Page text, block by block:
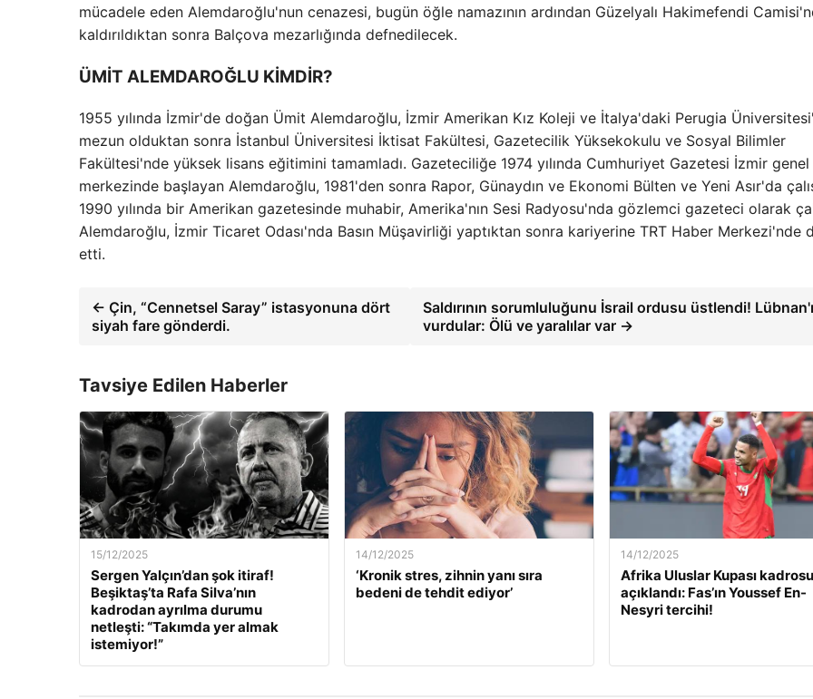
mücadele eden Alemdaroğlu'nun cenazesi, bugün öğle namazının ardından Güzelyalı Hakimefendi
kaldırıldıktan sonra Balçova mezarlığında defnedilecek.
ÜMİT ALEMDAROĞLU KİMDİR?
1955 yılında İzmir'de doğan Ümit Alemdaroğlu, İzmir Amerikan Kız Koleji ve İtalya'daki Perugia
mezun olduktan sonra İstanbul Üniversitesi İktisat Fakültesi, Gazetecilik Yüksekokulu ve Sosyal Bilimler
Fakültesi'nde yüksek lisans eğitimini tamamladı. Gazeteciliğe 1974 yılında Cumhuriyet Gazetesi İzmir genel
merkezinde başlayan Alemdaroğlu, 1981'den sonra Rapor, Günaydın ve Ekonomi Bülten ve Yeni Asır'da
1990 yılında bir Amerikan gazetesinde muhabir, Amerika'nın Sesi Radyosu'nda gözlemci gazeteci olarak
Alemdaroğlu, İzmir Ticaret Odası'nda Basın Müşavirliği yaptıktan sonra kariyerine TRT Haber Merkezi'nde
etti.
← Çin, “Cennetsel Saray” istasyonuna dört
siyah fare gönderdi.
Saldırının sorumluluğunu İsrail ordusu üstlendi! Lübnan'ı
vurdular: Ölü ve yaralılar var →
Tavsiye Edilen Haberler
15/12/2025
Sergen Yalçın’dan şok itiraf!
Beşiktaş’ta Rafa Silva’nın
kadrodan ayrılma durumu
netleşti: “Takımda yer almak
istemiyor!”
14/12/2025
‘Kronik stres, zihnin yanı sıra
bedeni de tehdit ediyor’
14/12/2025
Afrika Uluslar Kupası kadrosu
açıklandı: Fas’ın Youssef En-
Nesyri tercihi!